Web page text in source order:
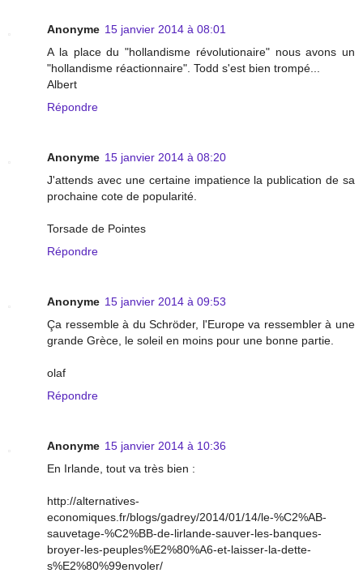
Anonyme 15 janvier 2014 à 08:01
A la place du "hollandisme révolutionaire" nous avons un
"hollandisme réactionnaire". Todd s'est bien trompé...
Albert
Répondre
Anonyme 15 janvier 2014 à 08:20
J'attends avec une certaine impatience la publication de sa
prochaine cote de popularité.
Torsade de Pointes
Répondre
Anonyme 15 janvier 2014 à 09:53
Ça ressemble à du Schröder, l'Europe va ressembler à une
grande Grèce, le soleil en moins pour une bonne partie.
olaf
Répondre
Anonyme 15 janvier 2014 à 10:36
En Irlande, tout va très bien :
http://alternatives-
economiques.fr/blogs/gadrey/2014/01/14/le-%C2%AB-
sauvetage-%C2%BB-de-lirlande-sauver-les-banques-
broyer-les-peuples%E2%80%A6-et-laisser-la-dette-
s%E2%80%99envoler/